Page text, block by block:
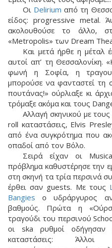
Οι Delirium από τη
είδος: progressive metal.
ακολουθούσε το άλλο,
«Metropolis» των Dream
Και μετά ήρθε η μέταλ
αυτοί απ’ τη Θεσσαλονίκη.
φωνή η Σοφία, η
μπορούσε να φανταστεί τη
πουτάνας!» ούρλιαξε κι
τρόμαξε ακόμα και τους
Αλλαγή σκηνικού με τους
roll καταστάσεις, Elvis
από ένα συγκρότημα που
οπαδοί από τον Βόλο.
Σειρά είχαν οι
πρόβλημα καθυστέρησε την
στη σκηνή τα τρία περσινά
έρθει σαν guests. Με τους
Bangies ο υδράργυρος
βαθμούς. Πρώτα η
τραγούδι του περσινού
οι ska ρυθμοί οδήγησαν
καταστάσεις: Άλλοι